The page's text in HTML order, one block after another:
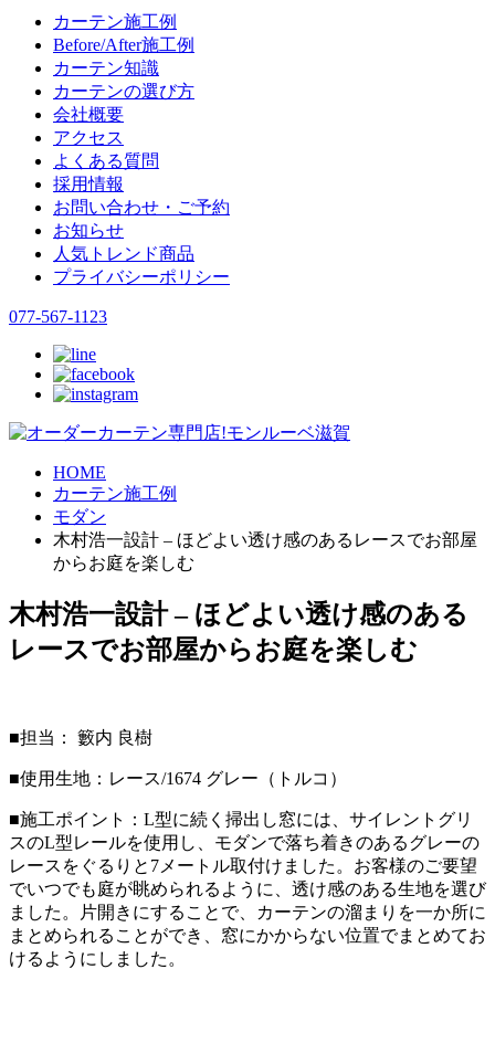
カーテン施工例
Before/After施工例
カーテン知識
カーテンの選び方
会社概要
アクセス
よくある質問
採用情報
お問い合わせ・ご予約
お知らせ
人気トレンド商品
プライバシーポリシー
077-567-1123
HOME
カーテン施工例
モダン
木村浩一設計 – ほどよい透け感のあるレースでお部屋
からお庭を楽しむ
木村浩一設計 – ほどよい透け感のある
レースでお部屋からお庭を楽しむ
■担当： 籔内 良樹
■使用生地：レース/1674 グレー（トルコ）
■施工ポイント：L型に続く掃出し窓には、サイレントグリ
スのL型レールを使用し、モダンで落ち着きのあるグレーの
レースをぐるりと7メートル取付けました。お客様のご要望
でいつでも庭が眺められるように、透け感のある生地を選び
ました。片開きにすることで、カーテンの溜まりを一か所に
まとめられることができ、窓にかからない位置でまとめてお
けるようにしました。